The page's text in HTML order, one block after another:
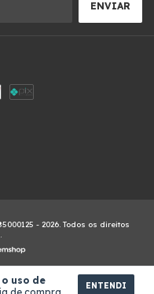
uso de
ENTENDI
- 2026. Todos os direitos